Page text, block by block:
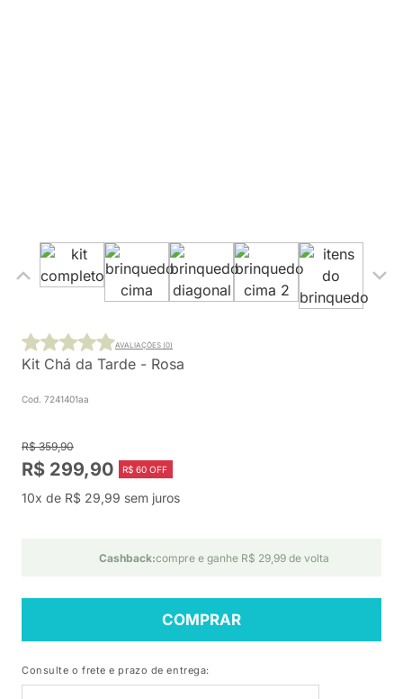
Kit Chá da Tarde - Rosa
Cod. 7241401aa
AVALIAÇÕES (0)
R$ 359,90
R$ 299,90 R$ 60 OFF
10x de R$ 29,99 sem juros
Cashback:compre e ganhe R$ 29,99 de volta
COMPRAR
Consulte o frete e prazo de entrega: